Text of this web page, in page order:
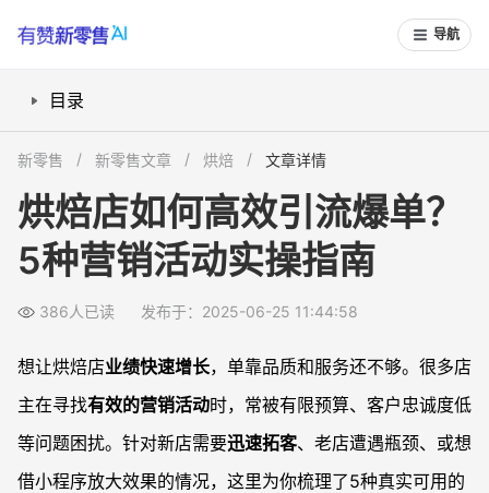
导航
目录
小程序裂变活动怎样做到自动拓客？
会员储值如何稳固复购与客情？
常见问题
烘焙店做买赠活动有哪些注意事项？
新零售 新零售文章 烘焙 文章详情
烘焙店如何高效引流爆单？
5种营销活动实操指南
386人已读 发布于：2025-06-25 11:44:58
想让烘焙店业绩快速增长，单靠品质和服务还不够。很多店
主在寻找有效的营销活动时，常被有限预算、客户忠诚度低
等问题困扰。针对新店需要迅速拓客、老店遭遇瓶颈、或想
借小程序放大效果的情况，这里为你梳理了5种真实可用的